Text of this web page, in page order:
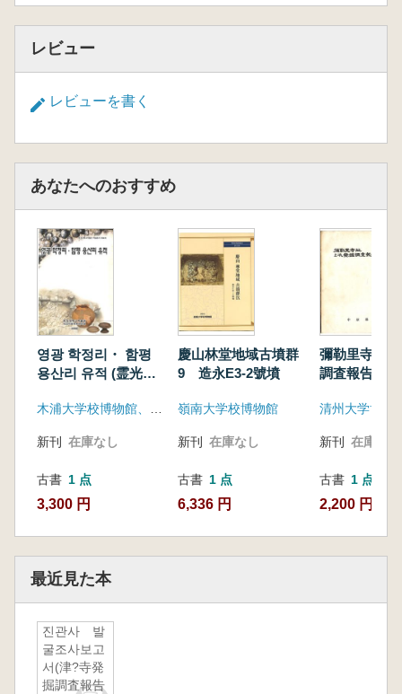
レビュー
レビューを書く
あなたへのおすすめ
영광 학정리・ 함평
용산리 유적 (霊光鶴
蹟)
木浦大学校博物館、益山地方国土管理庁
新刊 在庫なし
古書 1 点
3,300 円
慶山林堂地域古墳群
9 造永E3-2號墳
嶺南大学校博物館
新刊 在庫なし
古書 1 点
6,336 円
彌勒里寺址 2
調査報告書
清州大学博物
新刊 在庫なし
古書 1 点
2,200 円
最近見た本
진관사 발
굴조사보고
서(津?寺発
掘調査報告